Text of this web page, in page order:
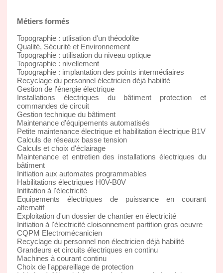
Métiers formés
Topographie : utlisation d'un théodolite
Qualité, Sécurité et Environnement
Topographie : utilisation du niveau optique
Topographie : nivellement
Topographie : implantation des points intermédiaires
Recyclage du personnel électricien déjà habilité
Gestion de l'énergie électrique
Installations électriques du bâtiment protection et
commandes de circuit
Gestion technique du bâtiment
Maintenance d'équipements automatisés
Petite maintenance électrique et habilitation électrique B1V
Calculs de réseaux basse tension
Calculs et choix d'éclairage
Maintenance et entretien des installations électriques du
bâtiment
Initiation aux automates programmables
Habilitations électriques H0V-B0V
Inititation à l'électricité
Equipements électriques de puissance en courant
alternatif
Exploitation d'un dossier de chantier en électricité
Initiation à l'électricité cloisonnement partition gros oeuvre
CQPM Electromécanicien
Recyclage du personnel non électricien déjà habilité
Grandeurs et circuits électriques en continu
Machines à courant continu
Choix de l'appareillage de protection